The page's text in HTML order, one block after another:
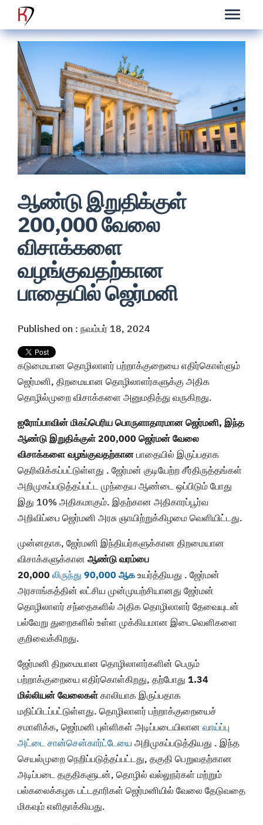
ஆண்டு இறுதிக்குள்
200,000 வேலை
விசாக்களை
வழங்குவதற்கான
பாதையில் ஜெர்மனி
Published on : நவம்பர் 18, 2024
கடுமையான தொழிலாளர் பற்றாக்குறையை எதிர்கொள்ளும்
ஜெர்மனி, திறமையான தொழிலாளர்களுக்கு அதிக
தொழில்முறை விசாக்களை அனுமதித்து வருகிறது.
ஐரோப்பாவின் மிகப்பெரிய பொருளாதாரமான ஜெர்மனி, இந்த
ஆண்டு இறுதிக்குள் 200,000 ஜெர்மன் வேலை
விசாக்களை வழங்குவதற்கான பாதையில் இருப்பதாக
தெரிவிக்கப்பட்டுள்ளது . ஜேர்மன் குடியேற்ற சீர்திருத்தங்கள்
அறிமுகப்படுத்தப்பட்ட முந்தைய ஆண்டை ஒப்பிடும் போது
இது 10% அதிகமாகும். இதற்கான அதிகாரப்பூர்வ
அறிவிப்பை ஜெர்மனி அரசு ஞாயிற்றுக்கிழமை வெளியிட்டது.
முன்னதாக, ஜேர்மனி இந்தியர்களுக்கான திறமையான
விசாக்களுக்கான ஆண்டு வரம்பை
20,000 லிருந்து 90,000 ஆக உயர்த்தியது . ஜேர்மன்
அரசாங்கத்தின் லட்சிய முன்முயற்சியானது ஜேர்மன்
தொழிலாளர் சந்தைகளில் அதிக தொழிலாளர் தேவையுடன்
பல்வேறு துறைகளில் உள்ள முக்கியமான இடைவெளிகளை
குறிவைக்கிறது.
ஜேர்மனி திறமையான தொழிலாளர்களின் பெரும்
பற்றாக்குறையை எதிர்கொள்கிறது, தற்போது 1.34
மில்லியன் வேலைகள் காலியாக இருப்பதாக
மதிப்பிடப்பட்டுள்ளது. தொழிலாளர் பற்றாக்குறையைச்
சமாளிக்க, ஜெர்மனி புள்ளிகள் அடிப்படையிலான வாய்ப்பு
அட்டை சான்சென்கார்ட்டேயை அறிமுகப்படுத்தியது . இந்த
செயல்முறை நெறிப்படுத்தப்பட்டது, தகுதி பெறுவதற்கான
அடிப்படை தகுதிகளுடன், தொழில் வல்லுநர்கள் மற்றும்
பல்கலைக்கழக பட்டதாரிகள் ஜெர்மனியில் வேலை தேடுவதை
மிகவும் எளிதாக்கியது.